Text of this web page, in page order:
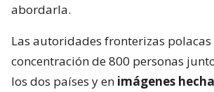
abordarla.
Las autoridades fronterizas
concentración de 800 personas
los dos países y en imágenes